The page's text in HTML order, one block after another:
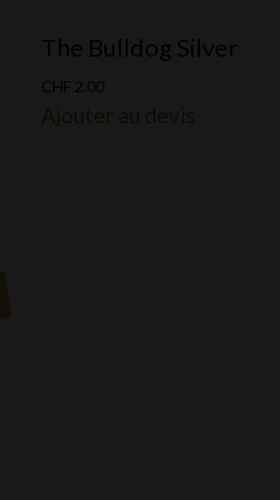
The Bulldog Silver
CHF 2.00